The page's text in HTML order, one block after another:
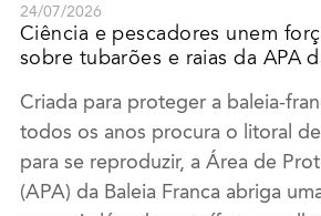
24/07/2026
Ciência e pescadores unem
sobre tubarões e raias da APA
Criada para proteger a baleia-
todos os anos procura o litoral
para se reproduzir, a Área de
(APA) da Baleia Franca abriga